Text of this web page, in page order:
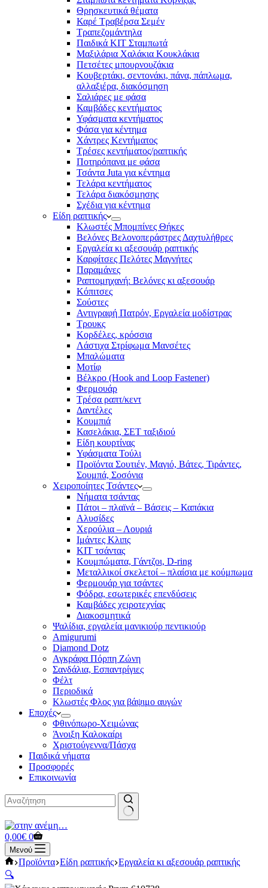
Θρησκευτικά θέματα
Καρέ Τραβέρσα Σεμέν
Τραπεζομάντηλα
Παιδικά KIT Σταμπωτά
Μαξιλάρια Χαλάκια Κουκλάκια
Πετσέτες μπουρνουζάκια
Κουβερτάκι, σεντονάκι, πάνα, πάπλωμα,
αλλαξιέρα, διακόσμηση
Σαλιάρες με φάσα
Καμβάδες κεντήματος
Υφάσματα κεντήματος
Φάσα για κέντημα
Χάντρες Κεντήματος
Τρέσες κεντήματος/ραπτικής
Ποτηρόπανα με φάσα
Τσάντα Juta για κέντημα
Τελάρα κεντήματος
Τελάρα διακόσμησης
Σχέδια για κέντημα
Είδη ραπτικής
Κλωστές Μπομπίνες Θήκες
Βελόνες Βελονοπεράστρες Δαχτυλήθρες
Εργαλεία κι αξεσουάρ ραπτικής
Καρφίτσες Πελότες Μαγνήτες
Παραμάνες
Ραπτομηχανή: Βελόνες κι αξεσουάρ
Κόπιτσες
Σούστες
Αντιγραφή Πατρόν, Εργαλεία μοδίστρας
Τρουκς
Κορδέλες, κρόσσια
Λάστιχα Στρίφωμα Μανσέτες
Μπαλώματα
Mοτίφ
Βέλκρο (Hook and Loop Fastener)
Φερμουάρ
Τρέσα ραπτ/κεντ
Δαντέλες
Κουμπιά
Κασελάκια, ΣΕΤ ταξιδιού
Είδη κουρτίνας
Υφάσματα Τούλι
Προϊόντα Σουτιέν, Μαγιό, Βάτες, Τιράντες,
Σουμπά, Σοσόνια
Χειροποίητες Τσάντες
Νήματα τσάντας
Πάτοι – πλαϊνά – Βάσεις – Καπάκια
Αλυσίδες
Χερούλια – Λουριά
Ιμάντες Κλιπς
ΚΙΤ τσάντας
Κουμπώματα, Γάντζοι, D-ring
Μεταλλικοί σκελετοί – πλαίσια με κούμπωμα
Φερμουάρ για τσάντες
Φόδρα, εσωτερικές επενδύσεις
Καμβάδες χειροτεχνίας
Διακοσμητικά
Ψαλίδια, εργαλεία μανικιούρ πεντικιούρ
Amigurumi
Diamond Dotz
Αγκράφα Πόρπη Ζώνη
Σανδάλια, Εσπαντρίγιες
Φέλτ
Περιοδικά
Κλωστές Φλος για βάψιμο αυγών
Εποχές
Φθινόπωρο-Χειμώνας
Άνοιξη Καλοκαίρι
Χριστούγεννα/Πάσχα
Παιδικά νήματα
Προσφορές
Επικοινωνία
No
results
Καλάθι
Αγορών
0,00€ 0
Μενού
Αρχική
Προϊόντα Είδη ραπτικής Εργαλεία κι αξεσουάρ ραπτικής
🔍